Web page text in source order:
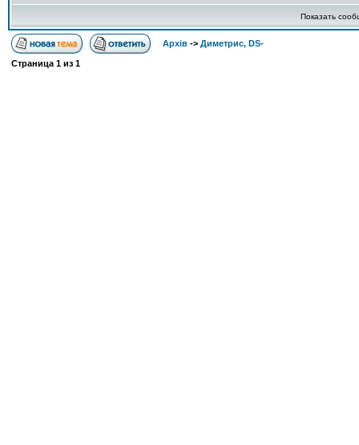
Показать
Архів -> Диметрис, DS-
Страница 1 из 1